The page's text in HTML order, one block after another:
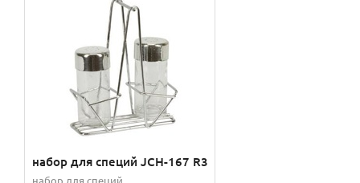
набор для специй JCH-167 R3